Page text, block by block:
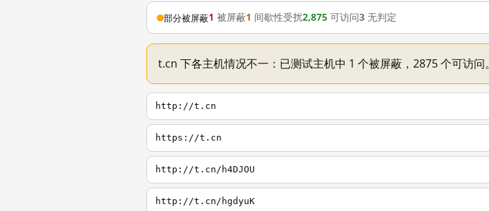
部分被屏蔽1 被屏蔽1 间歇性受扰2,875 可访问3 无判定
t.cn 下各主机情况不一：已测试主机中 1 个被屏蔽，2875 个可访问。
http://t.cn
https://t.cn
http://t.cn/h4DJOU
http://t.cn/hgdyuK